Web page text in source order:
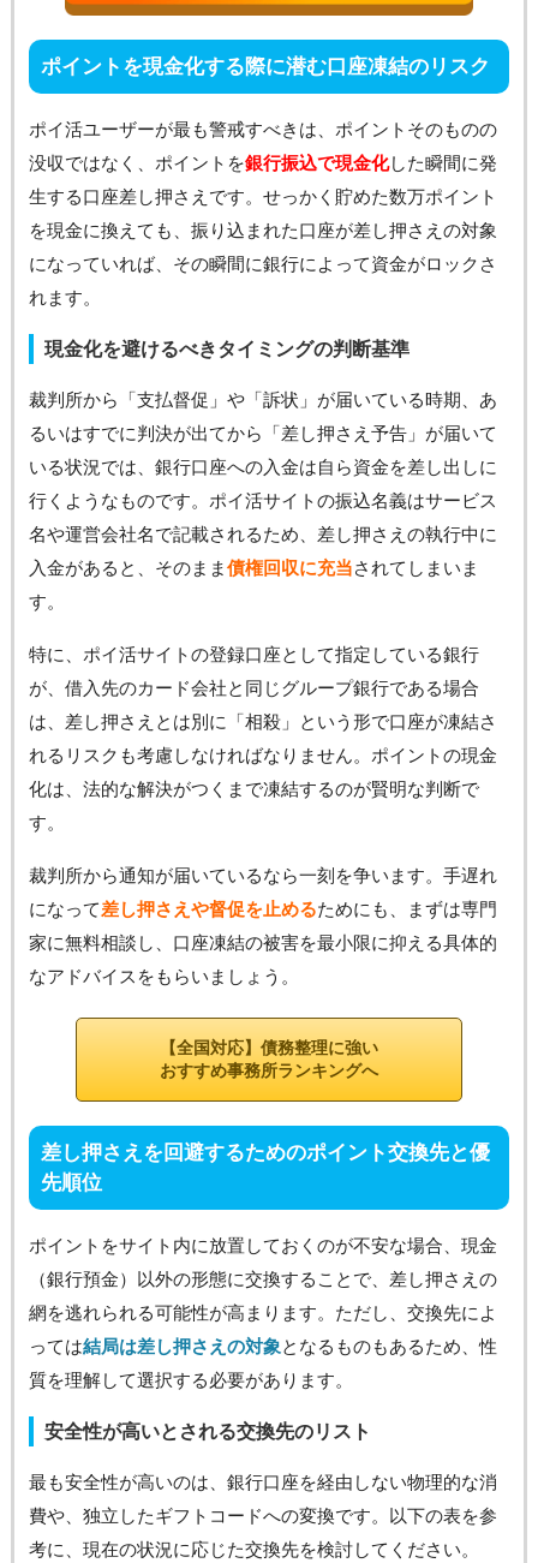
ポイントを現金化する際に潜む口座凍結のリスク
ポイ活ユーザーが最も警戒すべきは、ポイントそのものの
没収ではなく、ポイントを銀行振込で現金化した瞬間に発
生する口座差し押さえです。せっかく貯めた数万ポイント
を現金に換えても、振り込まれた口座が差し押さえの対象
になっていれば、その瞬間に銀行によって資金がロックさ
れます。
現金化を避けるべきタイミングの判断基準
裁判所から「支払督促」や「訴状」が届いている時期、あ
るいはすでに判決が出てから「差し押さえ予告」が届いて
いる状況では、銀行口座への入金は自ら資金を差し出しに
行くようなものです。ポイ活サイトの振込名義はサービス
名や運営会社名で記載されるため、差し押さえの執行中に
入金があると、そのまま債権回収に充当されてしまいま
す。
特に、ポイ活サイトの登録口座として指定している銀行
が、借入先のカード会社と同じグループ銀行である場合
は、差し押さえとは別に「相殺」という形で口座が凍結さ
れるリスクも考慮しなければなりません。ポイントの現金
化は、法的な解決がつくまで凍結するのが賢明な判断で
す。
裁判所から通知が届いているなら一刻を争います。手遅れ
になって差し押さえや督促を止めるためにも、まずは専門
家に無料相談し、口座凍結の被害を最小限に抑える具体的
なアドバイスをもらいましょう。
【全国対応】債務整理に強い
おすすめ事務所ランキングへ
差し押さえを回避するためのポイント交換先と優
先順位
ポイントをサイト内に放置しておくのが不安な場合、現金
（銀行預金）以外の形態に交換することで、差し押さえの
網を逃れられる可能性が高まります。ただし、交換先によ
っては結局は差し押さえの対象となるものもあるため、性
質を理解して選択する必要があります。
安全性が高いとされる交換先のリスト
最も安全性が高いのは、銀行口座を経由しない物理的な消
費や、独立したギフトコードへの変換です。以下の表を参
考に、現在の状況に応じた交換先を検討してください。